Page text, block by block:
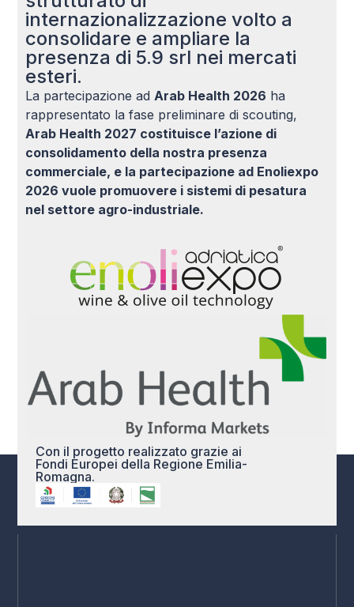
internazionalizzazione volto a
consolidare e ampliare la
presenza di 5.9 srl nei mercati
esteri.
La partecipazione adArab Health 2026 ha
rappresentato la fase preliminare di scouting,
Arab Health 2027 costituisce l’azione di
consolidamento della nostra presenza
commerciale, e la partecipazione ad Enoliexpo
2026 vuole promuovere i sistemi di pesatura
nel settore agro-industriale.
Con il progetto realizzato grazie ai
Fondi Europei della Regione Emilia-
Romagna.